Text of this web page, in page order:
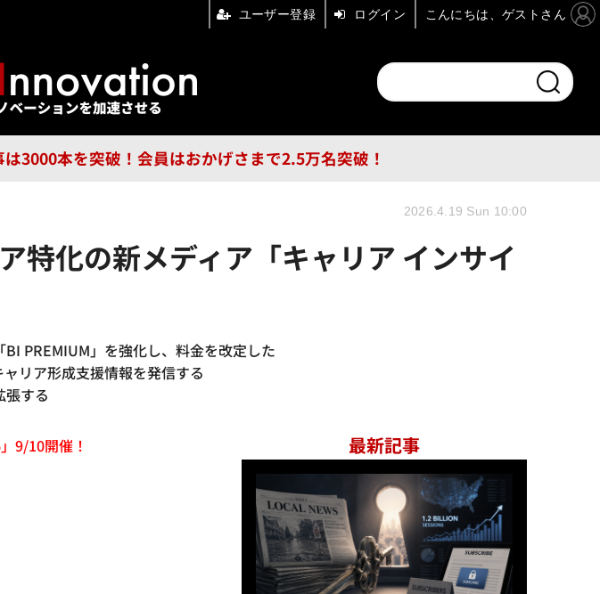
3000本を突破！会員はおかげさまで2.5万名突破！
特集 ブランドチャンネル
フォーエム その他
特化の新メディア「キャリア インサイ
PREMIUM」を強化し、料金を改定した
リア形成支援情報を発信する
張する
2026.4.19 Sun 10:00
9/10開催！ 最新記事
ユーザー登録 ログイン こんにちは、ゲストさん